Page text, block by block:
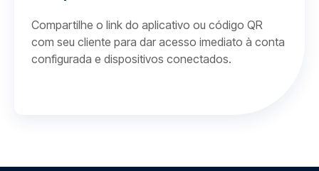
Compartilhe o link do aplicativo ou código QR
com seu cliente para dar acesso imediato à conta
configurada e dispositivos conectados.